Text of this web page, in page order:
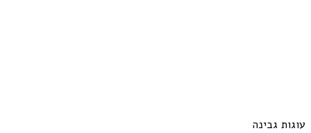
עוגות גבינה